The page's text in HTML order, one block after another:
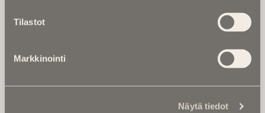
Tilastot
Markkinointi
Näytä tiedot
valtakunnallinen mediabrändi. Julkaisemme uusimmat
kuolinuutiset ja kuolintiedot.
Anna palautetta